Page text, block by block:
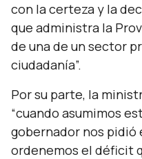
con la certeza y la
que administra la
de una de un sector
ciudadanía”.
Por su parte, la
“cuando asumimos
gobernador nos
ordenemos el déficit